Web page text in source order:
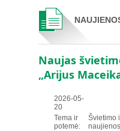
Naujas
„Arijus
2026-05-
20
Tema ir
potemė:
Švietimo